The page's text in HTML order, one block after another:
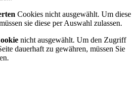
Cookies nicht ausgewählt. Um diese
sie diese per Auswahl zulassen.
nicht ausgewählt. Um den Zugriff
dauerhaft zu gewähren, müssen Sie